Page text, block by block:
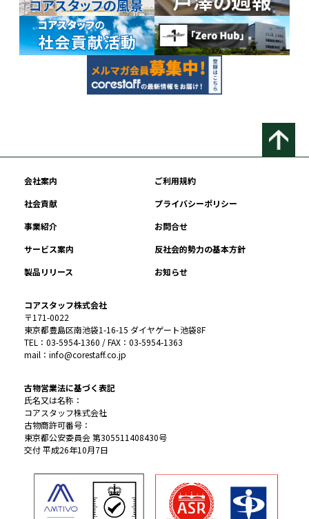
会社案内
ご利用規約
社会貢献
プライバシーポリシー
事業紹介
お問合せ
サービス案内
反社会的勢力の基本方針
製品リリース
お知らせ
コアスタッフ株式会社
〒171-0022
東京都豊島区南池袋1-16-15 ダイヤゲート池袋8F
TEL：03-5954-1360 / FAX：03-5954-1363
mail：info@corestaff.co.jp
古物営業法に基づく表記
氏名又は名称：
コアスタッフ株式会社
古物商許可番号：
東京都公安委員会 第305511408430号
交付 平成26年10月7日